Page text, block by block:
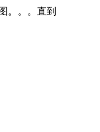
。。。直到